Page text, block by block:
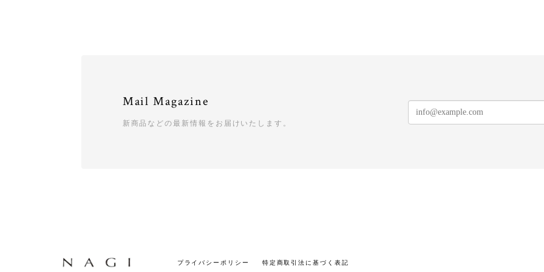
Mail Magazine
新商品などの最新情報をお届けいたします。
プライバシーポリシー 特定商取引法に基づく表記